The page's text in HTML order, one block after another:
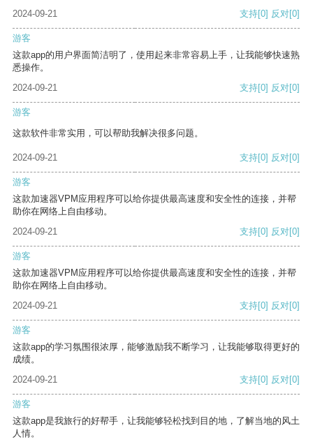
2024-09-21
支持[0] 反对[0]
游客
这款app的用户界面简洁明了，使用起来非常容易上手，让我能够快速熟
悉操作。
2024-09-21
支持[0] 反对[0]
游客
这款软件非常实用，可以帮助我解决很多问题。
2024-09-21 支持[0] 反对[0]
游客
这款加速器VPM应用程序可以给你提供最高速度和安全性的连接，并帮
助你在网络上自由移动。
2024-09-21
支持[0] 反对[0]
游客
这款加速器VPM应用程序可以给你提供最高速度和安全性的连接，并帮
助你在网络上自由移动。
2024-09-21
支持[0] 反对[0]
游客
这款app的学习氛围很浓厚，能够激励我不断学习，让我能够取得更好的
成绩。
2024-09-21
支持[0] 反对[0]
游客
这款app是我旅行的好帮手，让我能够轻松找到目的地，了解当地的风土
人情。